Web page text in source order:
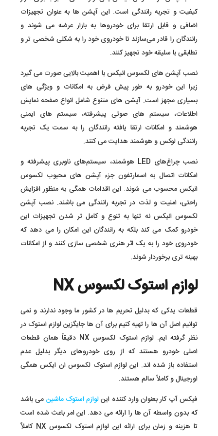
کیفیت و تجربه رانندگی است. این آپشن ها به عنوان تجهیزات
اضافی و قابل ارتقا برای خودروها به بازار عرضه می شوند و
رانندگان را قادر می‌سازند تا خودروی خود را به شکلی شخصی تر و
تطابقی با سلیقه خود تجهیز کنند.
نصب آپشن های لکسوس انیکس با اهمیت بالایی صورت می گیرد
زیرا این خودرو به طور پیش فرض به امکانات و ویژگی های
بسیاری مجهز است. آپشن های متنوع شامل انواع صفحه نمایش
اطلاعات، سیستم های صوتی پیشرفته، سیستم های ایمنی
هوشمند و امکانات ارتقا یافته رانندگان را به سمت یک تجربه
رانندگی لوکس و هوشمند هدایت می کنند.
نصب چراغ‌های LED هوشمند، سیستم‌های ناوبری پیشرفته و
امکانات اتصال به اسمارتفون جزء آپشن های محبوب لکسوس
انیکس محسوب می شوند. این اقدامات همگی به منظور افزایش
راحتی، امنیت و لذت در تجربه رانندگی می باشند. نصب آپشن
لکسوس انیکس نه تنها به تنوع و کامل تر شدن تجهیزات این
خودرو کمک می کند بلکه به رانندگان این امکان را می دهد که
خودروی خود را به یک اثر هنری شخصی سازی کنند و از امکانات
بهینه تری برخوردار شوند.
لوازم استوک لکسوس NX
قطعات یدکی که بدلیل تحریم ها در کشور ما وجود ندارند و نمی
توانیم اصل آن ها را تهیه کنیم برای آن ها جایگزین لوازم استوک در
نظر گرفته ایم. لوازم استوک لکسوس NX دقیقاً همان قطعات
اصلی خودرو هستند که از روی خودروهای دیگر بدلیل عدم
استفاده باز شده اند. این لوازم استوک لکسوس ان ایکس همگی
اورجینال و کاملاً سالم هستند.
فیکس آپ کار بعنوان وارد کننده اینلوازم استوک ماشین می باشد
که بدون واسطه آن ها را ارائه می دهد. این امر باعث شده است
تا هزینه و زمان برای ارائه این لوازم استوک لکسوس NX کاملاً